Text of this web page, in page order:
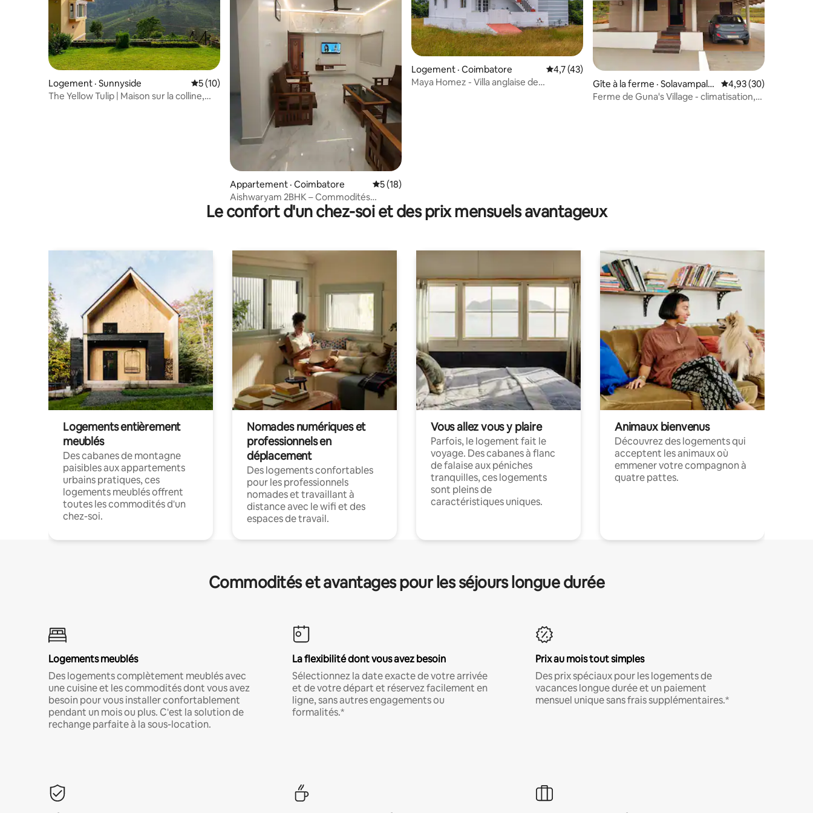
Logement · Sunnyside Note moyenne de 5 sur 5, 10 commentaires
5 (10)
The Yellow Tulip | Maison sur la colline,
Appartement · Coimbatore Note moyenne de 5 sur 5, 18 commentaires
5 (18)
Aishwaryam 2BHK – Commodités
intelligentes et emplacement de choix
Logement · Coimbatore Note moyenne de 4,7 sur 5, 43 commentaires
4,7 (43)
Maya Homez - Villa anglaise de
Gîte à la ferme · Solavampala
yam
Note moyenne de
4,93 (30)
Ferme de Guna's Village - climatisation,
Le confort d'un chez-soi et des prix mensuels avantageux
Logements entièrement
meublés
Des cabanes de montagne
paisibles aux appartements
urbains pratiques, ces
logements meublés offrent
toutes les commodités d'un
chez-soi.
Nomades numériques et
professionnels en
déplacement
Des logements confortables
pour les professionnels
nomades et travaillant à
distance avec le wifi et des
espaces de travail.
Vous allez vous y plaire
Parfois, le logement fait le
voyage. Des cabanes à flanc
de falaise aux péniches
tranquilles, ces logements
sont pleins de
caractéristiques uniques.
Animaux bienvenus
Découvrez des logements qui
acceptent les animaux où
emmener votre compagnon à
quatre pattes.
Commodités et avantages pour les séjours longue durée
Logements meublés
Des logements complètement meublés avec
une cuisine et les commodités dont vous avez
besoin pour vous installer confortablement
pendant un mois ou plus. C'est la solution de
rechange parfaite à la sous-location.
La flexibilité dont vous avez besoin
Sélectionnez la date exacte de votre arrivée
et de votre départ et réservez facilement en
ligne, sans autres engagements ou
formalités.*
Prix au mois tout simples
Des prix spéciaux pour les logements de
vacances longue durée et un paiement
mensuel unique sans frais supplémentaires.*